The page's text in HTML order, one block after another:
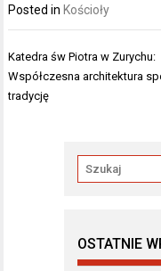
Posted in Kościoły
Nawigacja
wpisu
Katedra św Piotra w Zurychu:
Współczesna architektura
tradycję
OSTATNIE